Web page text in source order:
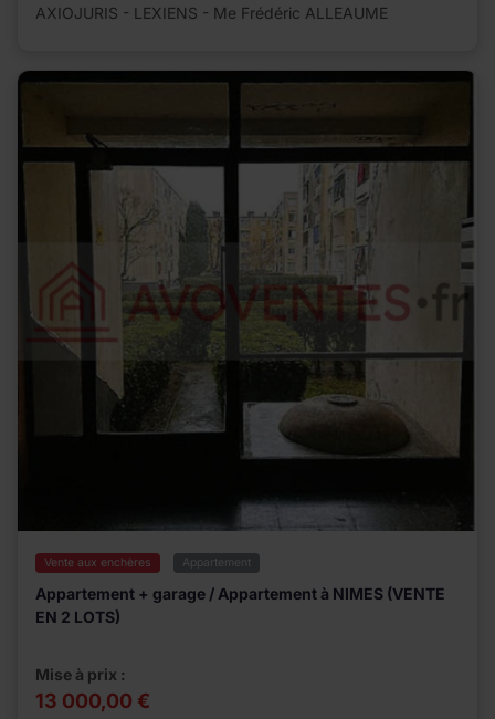
AXIOJURIS - LEXIENS - Me Frédéric ALLEAUME
Vente aux enchères Appartement
Appartement + garage / Appartement à NIMES (VENTE
EN 2 LOTS)
Mise à prix :
13 000,00 €